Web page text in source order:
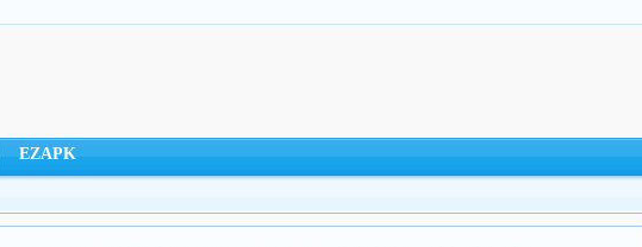
EZAPK